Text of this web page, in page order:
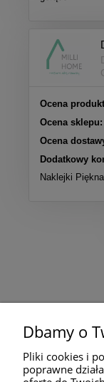
Ocena
Ocena sklepu:
Ocena
Dodatkowy
Naklejki Piękna
Dbamy o
Pliki cookies i
poprawne